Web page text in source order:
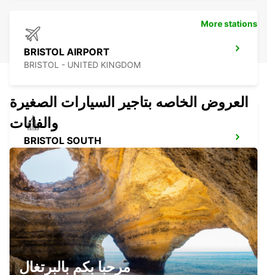
BRISTOL AIRPORT
BRISTOL - UNITED KINGDOM
BRISTOL SOUTH
BRISTOL - UNITED KINGDOM
GLOUCESTER
GLOUCESTER - UNITED KINGDOM
More stations
العروض الخاصه بتاجير السيارات الصغيرة
والفانات
مرحبا بكم بالبرتغال